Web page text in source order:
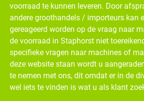
voorraad te kunnen leveren. Door
andere groothandels / importeurs kan
gereageerd worden op de vraag naar
de voorraad in Staphorst niet
specifieke vragen naar machines of
deze website staan wordt u
te nemen met ons, dit omdat er in de
wel iets te vinden is wat u als klant